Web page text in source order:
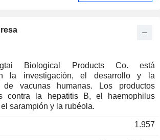
Biological Products Co. está
la investigación, el desarrollo y la
de vacunas humanas. Los productos
contra la hepatitis B, el haemophilus
sarampión y la rubéola.
1.957